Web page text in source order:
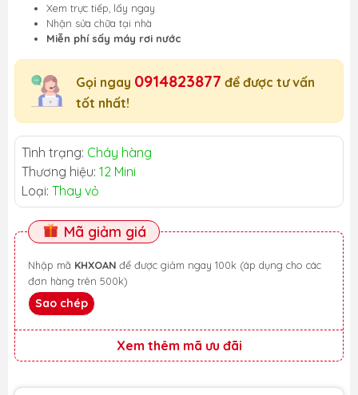
Xem trực tiếp, lấy ngay
Nhận sửa chữa tại nhà
Miễn phí sấy máy rơi nước
Gọi ngay 0914823877 để được tư vấn
tốt nhất!
Tình trạng: Cháy hàng
Thương hiệu: 12 Mini
Loại: Thay vỏ
Mã giảm giá
Nhập mã KHXOAN
đơn hàng trên 500k)
Sao chép
Xem thêm mã ưu đãi